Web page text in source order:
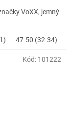
VoXX, jemný
47-50 (32-34)
Kód: 101222